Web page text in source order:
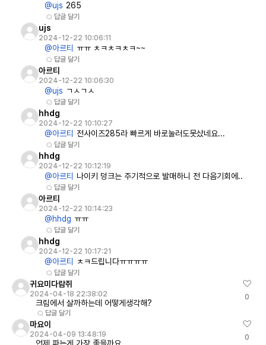
@ujs 265
답글 달기
ujs
2024-12-22 10:06:11
@아르티 ㅠㅠ ㅊㅋㅊㅋㅊㅋ~~
답글 달기
아르티
2024-12-22 10:06:30
@ujs ㄱㅅㄱㅅ
답글 달기
hhdg
2024-12-22 10:10:27
@아르티 전사이즈285라 빠르게 바로눌러도못샀네요...
답글 달기
hhdg
2024-12-22 10:12:19
@아르티 나이키 덩크는 주기적으로 발매하니 전 다음기회에..
답글 달기
아르티
2024-12-22 10:14:23
@hhdg ㅠㅠ
답글 달기
hhdg
2024-12-22 10:17:21
@아르티 ㅊㅋ드립니다ㅠㅠㅠㅠ
답글 달기
귀요미다람쥐
2024-04-18 22:38:02
크림에서 살까하는데 어떻게생각해?
답글 달기
0
마요이
2024-04-09 13:48:19 0